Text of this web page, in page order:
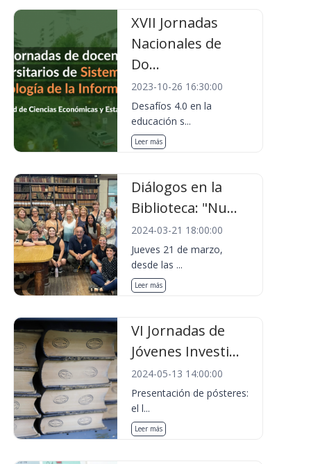
XVII Jornadas
Nacionales de
Do...
2023-10-26 16:30:00
Desafíos 4.0 en la
educación s...
Leer más
Diálogos en la
Biblioteca: "Nu...
2024-03-21 18:00:00
Jueves 21 de marzo,
desde las ...
Leer más
VI Jornadas de
Jóvenes Investi...
2024-05-13 14:00:00
Presentación de pósteres:
el l...
Leer más